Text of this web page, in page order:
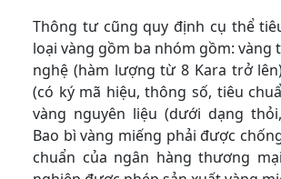
Thông tư cũng quy định cụ thể
loại vàng gồm ba nhóm gồm: vàng
nghệ (hàm lượng từ 8 Kara trở
(có ký mã hiệu, thông số, tiêu
vàng nguyên liệu (dưới dạng
Bao bì vàng miếng phải được
chuẩn của ngân hàng thương